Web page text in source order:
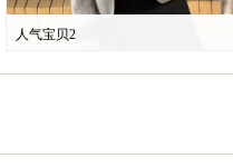
人气宝贝2